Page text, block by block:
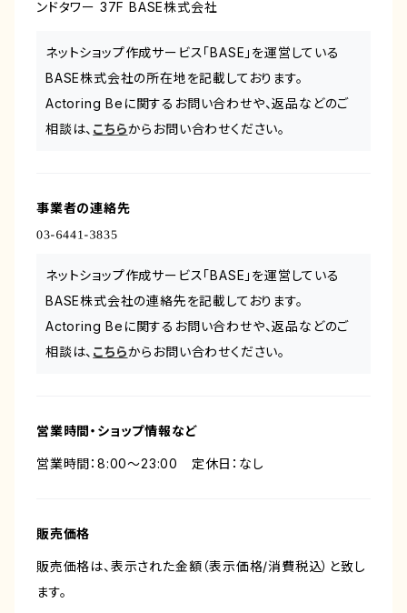
ンドタワー 37F BASE株式会社
ネットショップ作成サービス「BASE」を運営している
BASE株式会社の所在地を記載しております。
Actoring Beに関するお問い合わせや、返品などのご
相談は、 こちらからお問い合わせください。
事業者の連絡先
ネットショップ作成サービス「BASE」を運営している
BASE株式会社の連絡先を記載しております。
Actoring Beに関するお問い合わせや、返品などのご
相談は、 こちらからお問い合わせください。
営業時間・ショップ情報など
営業時間：8:00〜23:00 定休日：なし
販売価格
販売価格は、表示された金額（表示価格/消費税込）と致し
ます。